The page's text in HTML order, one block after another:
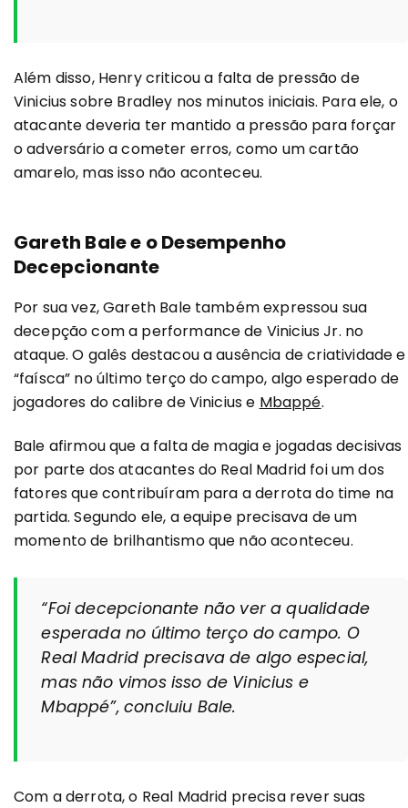
Além disso, Henry criticou a falta de pressão de
Vinicius sobre Bradley nos minutos iniciais. Para ele, o
atacante deveria ter mantido a pressão para forçar
o adversário a cometer erros, como um cartão
amarelo, mas isso não aconteceu.
Gareth Bale e o Desempenho
Decepcionante
Por sua vez, Gareth Bale também expressou sua
decepção com a performance de Vinicius Jr. no
ataque. O galês destacou a ausência de criatividade e
“faísca” no último terço do campo, algo esperado de
jogadores do calibre de Vinicius e Mbappé.
Bale afirmou que a falta de magia e jogadas decisivas
por parte dos atacantes do Real Madrid foi um dos
fatores que contribuíram para a derrota do time na
partida. Segundo ele, a equipe precisava de um
momento de brilhantismo que não aconteceu.
“Foi decepcionante não ver a qualidade
esperada no último terço do campo. O
Real Madrid precisava de algo especial,
mas não vimos isso de Vinicius e
Mbappé”, concluiu Bale.
Com a derrota, o Real Madrid precisa rever suas